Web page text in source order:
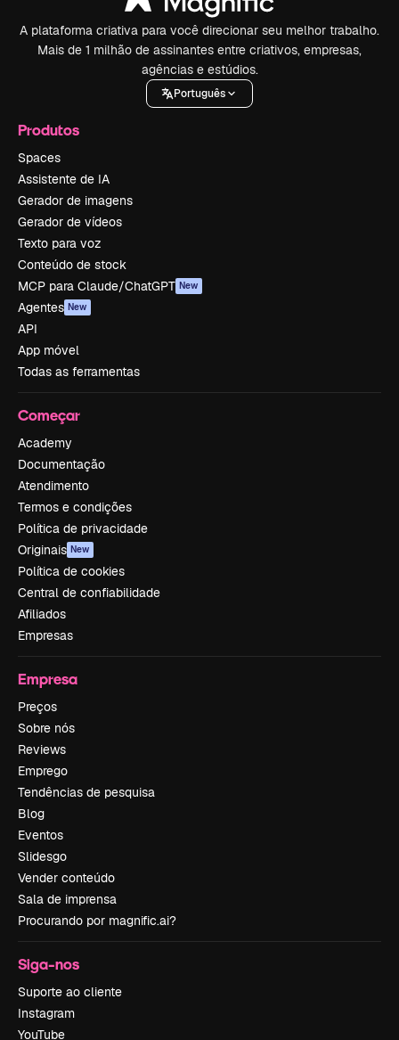
A plataforma criativa para você direcionar seu melhor trabalho.
Mais de 1 milhão de assinantes entre criativos, empresas,
agências e estúdios.
Português
Produtos
Spaces
Assistente de IA
Gerador de imagens
Gerador de vídeos
Texto para voz
Conteúdo de stock
MCP para Claude/ChatGPT New
Agentes New
API
App móvel
Todas as ferramentas
Começar
Academy
Documentação
Atendimento
Termos e condições
Política de privacidade
Originais New
Política de cookies
Central de confiabilidade
Afiliados
Empresas
Empresa
Preços
Sobre nós
Reviews
Emprego
Tendências de pesquisa
Blog
Eventos
Slidesgo
Vender conteúdo
Sala de imprensa
Procurando por magnific.ai?
Siga-nos
Suporte ao cliente
Instagram
YouTube